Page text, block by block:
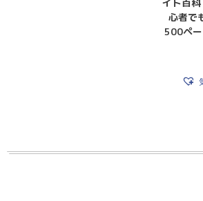
心者で
500ペ